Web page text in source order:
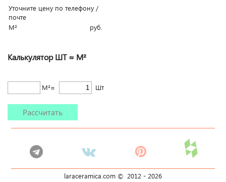
Уточните цену по телефону /
почте
М²
руб.
Калькулятор ШТ ≈ М²
М²≈ Шт
Рассчитать
laraceramica.com © 2012 - 2026